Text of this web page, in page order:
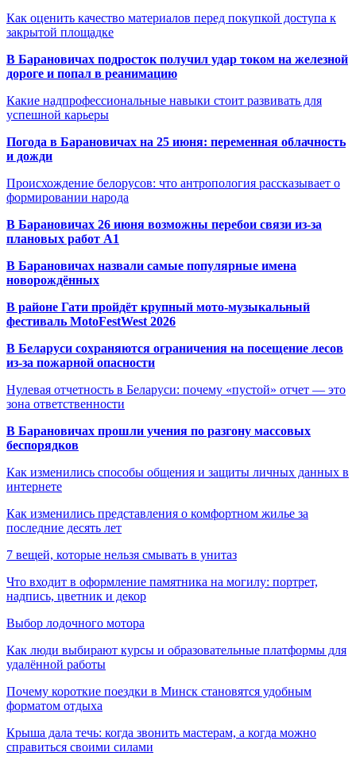
Как оценить качество материалов перед покупкой доступа к
закрытой площадке
В Барановичах подросток получил удар током на железной
дороге и попал в реанимацию
Какие надпрофессиональные навыки стоит развивать для
успешной карьеры
Погода в Барановичах на 25 июня: переменная облачность
и дожди
Происхождение белорусов: что антропология рассказывает о
формировании народа
В Барановичах 26 июня возможны перебои связи из-за
плановых работ A1
В Барановичах назвали самые популярные имена
новорождённых
В районе Гати пройдёт крупный мото-музыкальный
фестиваль MotoFestWest 2026
В Беларуси сохраняются ограничения на посещение лесов
из-за пожарной опасности
Нулевая отчетность в Беларуси: почему «пустой» отчет — это
зона ответственности
В Барановичах прошли учения по разгону массовых
беспорядков
Как изменились способы общения и защиты личных данных в
интернете
Как изменились представления о комфортном жилье за
последние десять лет
7 вещей, которые нельзя смывать в унитаз
Что входит в оформление памятника на могилу: портрет,
надпись, цветник и декор
Выбор лодочного мотора
Как люди выбирают курсы и образовательные платформы для
удалённой работы
Почему короткие поездки в Минск становятся удобным
форматом отдыха
Крыша дала течь: когда звонить мастерам, а когда можно
справиться своими силами